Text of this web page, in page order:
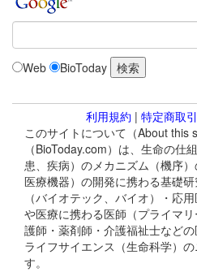
Web BioToday
利用規約 | 特定商取
このサイトについて（About this
（BioToday.com）は、生命の仕
患、疾病）のメカニズム（機序）
医療機器）の開発に携わる基礎
（バイオテック、バイオ）・応
や医療に携わる医師（プライマ
護師・薬剤師・介護福祉士など
ライフサイエンス（生命科学）
す。